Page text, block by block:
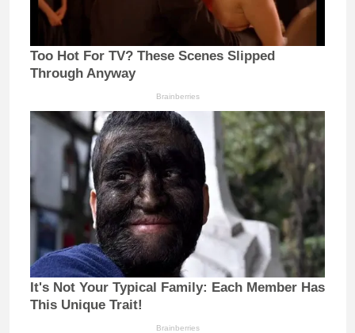
Too Hot For TV? These Scenes Slipped
Through Anyway
Brainberries
It's Not Your Typical Family: Each Member Has
This Unique Trait!
Brainberries